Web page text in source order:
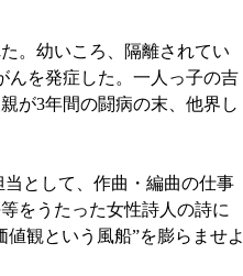
。幼いころ、隔離されてい
んを発症した。一人っ子の吉
が3年間の闘病の末、他界し
として、作曲・編曲の仕事
をうたった女性詩人の詩に
観という風船”を膨らませよ